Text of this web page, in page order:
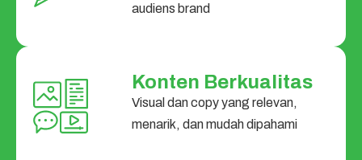
audiens brand
Konten Berkualitas
Visual dan copy yang relevan,
menarik, dan mudah dipahami